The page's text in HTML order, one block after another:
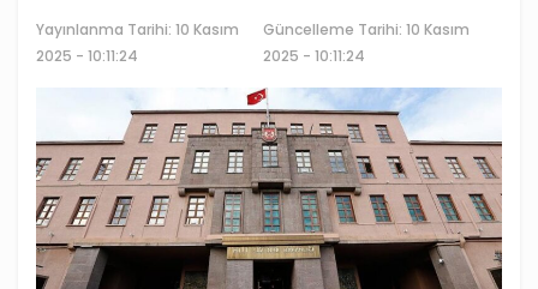
Yayınlanma Tarihi: 10 Kasım
2025 - 10:11:24
Güncelleme Tarihi: 10 Kasım
2025 - 10:11:24